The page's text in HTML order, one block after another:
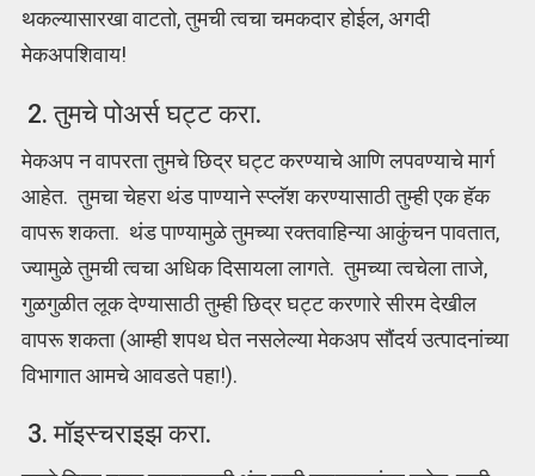
थकल्यासारखा वाटतो, तुमची त्वचा चमकदार होईल, अगदी
मेकअपशिवाय!
2. तुमचे पोअर्स घट्ट करा.
मेकअप न वापरता तुमचे छिद्र घट्ट करण्याचे आणि लपवण्याचे मार्ग
आहेत. तुमचा चेहरा थंड पाण्याने स्प्लॅश करण्यासाठी तुम्ही एक हॅक
वापरू शकता. थंड पाण्यामुळे तुमच्या रक्तवाहिन्या आकुंचन पावतात,
ज्यामुळे तुमची त्वचा अधिक दिसायला लागते. तुमच्या त्वचेला ताजे,
गुळगुळीत लूक देण्यासाठी तुम्ही छिद्र घट्ट करणारे सीरम देखील
वापरू शकता (आम्ही शपथ घेत नसलेल्या मेकअप सौंदर्य उत्पादनांच्या
विभागात आमचे आवडते पहा!).
3. मॉइस्चराइझ करा.